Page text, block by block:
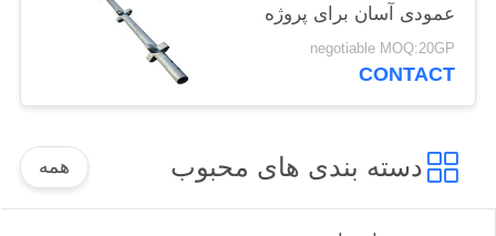
عمودی آسان برای پروژه
های پل
negotiable MOQ:20GP
CONTACT
دسته بندی های محبوب همه